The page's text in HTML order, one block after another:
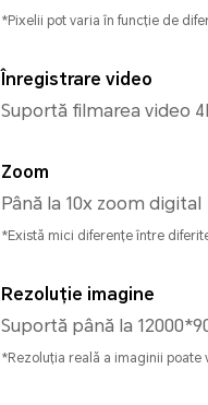
*Pixelii pot varia în funcție de
Înregistrare video
Suportă filmarea video
Zoom
Până la 10x zoom digital
*Există mici diferențe între
Rezoluție imagine
Suportă până la
*Rezoluția reală a imaginii